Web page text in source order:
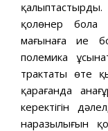
қолөнер бола
мағынаға ие
полемика
трактаты өте
қарағанда
керектігін
наразылығын